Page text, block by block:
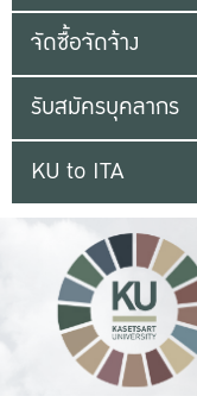
จัดซื้อจัดจ้าง
รับสมัครบุคลากร
KU to ITA